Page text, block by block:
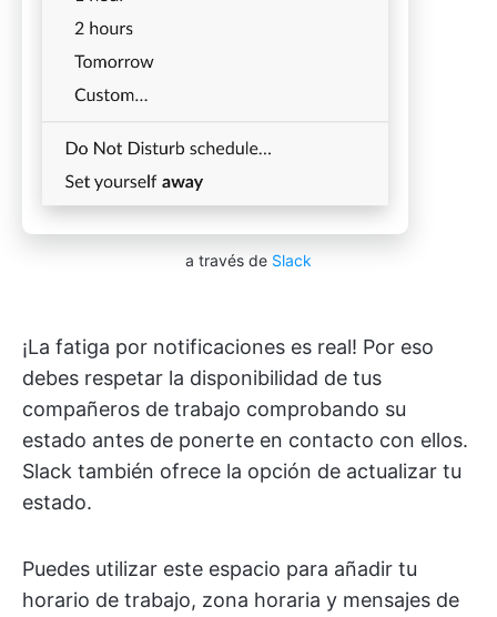
a través de Slack
¡La fatiga por notificaciones es real! Por eso
debes respetar la disponibilidad de tus
compañeros de trabajo comprobando su
estado antes de ponerte en contacto con ellos.
Slack también ofrece la opción de actualizar tu
estado.
Puedes utilizar este espacio para añadir tu
horario de trabajo, zona horaria y mensajes de